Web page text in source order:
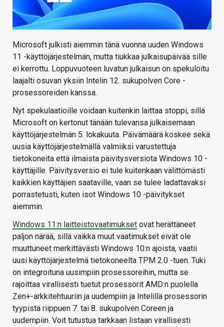
Microsoft julkisti aiemmin tänä vuonna uuden Windows
11 -käyttöjärjestelmän, mutta tiukkaa julkaisupäivää sille
ei kerrottu. Loppuvuoteen luvatun julkaisun on spekuloitu
laajalti osuvan yksiin Intelin 12. sukupolven Core -
prosessoreiden kanssa.
Nyt spekulaatioille voidaan kuitenkin laittaa stoppi, sillä
Microsoft on kertonut tänään tulevansa julkaisemaan
käyttöjärjestelmän 5. lokakuuta. Päivämäärä koskee sekä
uusia käyttöjärjestelmällä valmiiksi varustettuja
tietokoneita että ilmaista päivitysversiota Windows 10 -
käyttäjille. Päivitysversio ei tule kuitenkaan välittömästi
kaikkien käyttäjien saataville, vaan se tulee ladattavaksi
porrastetusti, kuten isot Windows 10 -päivitykset
aiemmin.
Windows 11:n laitteistovaatimukset ovat herättäneet
paljon närää, sillä vaikka muut vaatimukset eivät ole
muuttuneet merkittävästi Windows 10:n ajoista, vaatii
uusi käyttöjärjestelmä tietokoneelta TPM 2.0 -tuen. Tuki
on integroituna uusimpiin prosessoreihin, mutta se
rajoittaa virallisesti tuetut prosessorit AMD:n puolella
Zen+-arkkitehtuuriin ja uudempiin ja Intelillä prosessorin
tyypistä riippuen 7. tai 8. sukupolven Coreen ja
uudempiin. Voit tutustua tarkkaan listaan virallisesti